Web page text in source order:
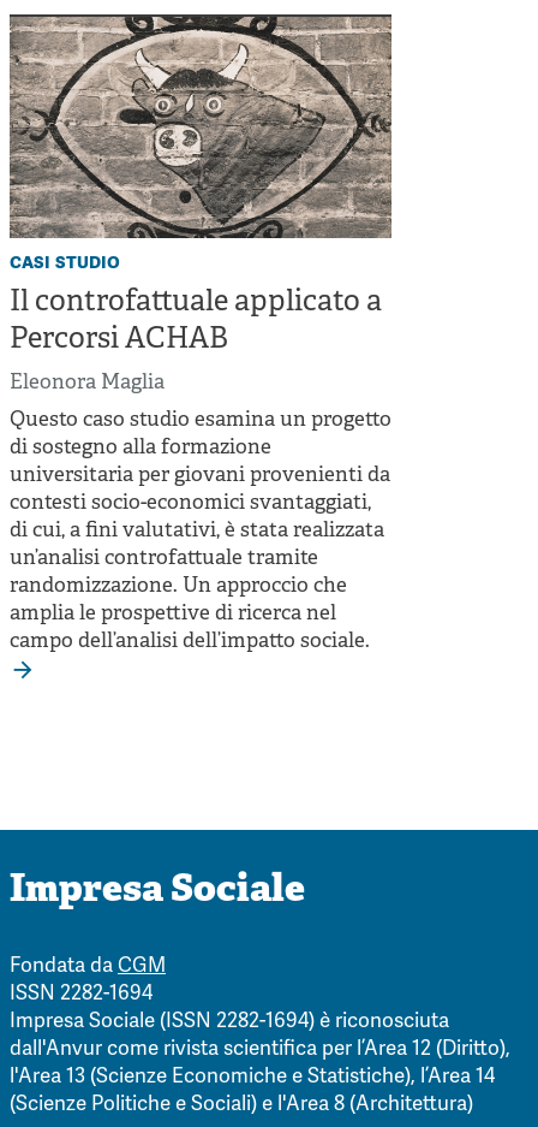
casi studio
Il controfattuale applicato a
Percorsi ACHAB
Eleonora Maglia
Questo caso studio esamina un progetto
di sostegno alla formazione
universitaria per giovani provenienti da
contesti socio-economici svantaggiati,
di cui, a fini valutativi, è stata realizzata
un’analisi controfattuale tramite
randomizzazione. Un approccio che
amplia le prospettive di ricerca nel
campo dell’analisi dell’impatto sociale.
Impresa Sociale
Fondata daCGM
ISSN 2282-1694
Impresa Sociale (ISSN 2282-1694) è riconosciuta
dall'Anvur come rivista scientifica per l’Area 12 (Diritto),
l'Area 13 (Scienze Economiche e Statistiche), l’Area 14
(Scienze Politiche e Sociali) e l'Area 8 (Architettura)